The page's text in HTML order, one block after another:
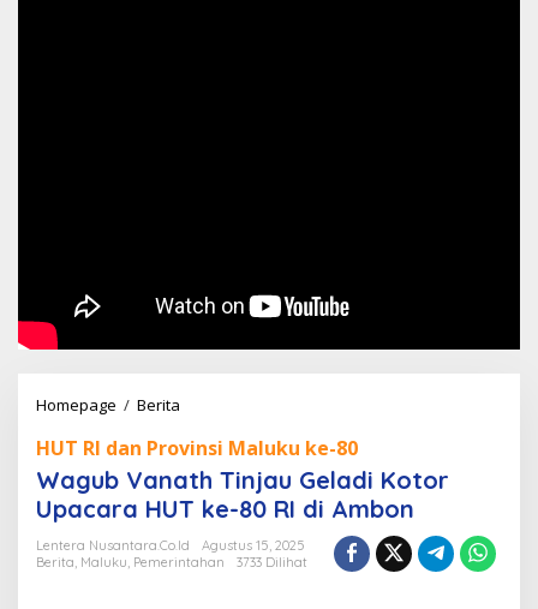
Homepage / Berita
Tinjau
Geladi
Kotor
Upacara
HUT
HUT RI dan Provinsi Maluku ke-80
Wagub Vanath Tinjau Geladi Kotor
Upacara HUT ke-80 RI di Ambon
Lentera Nusantara.Co.Id
Agustus 15, 2025
Berita Maluku Pemerintahan 3733 Dilihat